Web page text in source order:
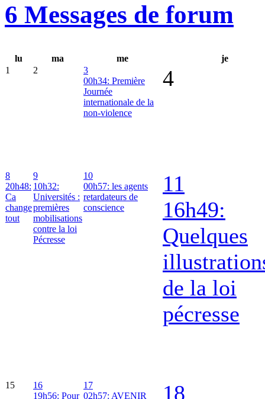
6 Messages de forum
lu ma me
je
1
2
3
00h34: Première
Journée
internationale de la
non-violence
4
8
20h48:
Ca
change
tout
9
10h32:
Universités :
premières
mobilisations
contre la loi
Pécresse
10
00h57: les agents
retardateurs de
conscience
11
16h49:
Quelques
de la loi
pécresse
15
16
19h56: Pour
17
02h57: AVENIR
18